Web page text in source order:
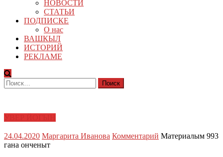
НОВОСТИ
СТАТЬИ
ПОДПИСКЕ
О нас
ВАШКЫЛ
ИСТОРИЙ
РЕКЛАМЕ
Найти:
24.04.2020 Маргарита Иванова Комментарий Материалым 993
гана онченыт